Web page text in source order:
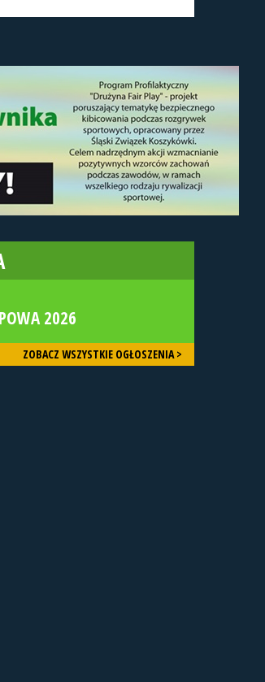
2026
ZOBACZ WSZYSTKIE OGŁOSZENIA >